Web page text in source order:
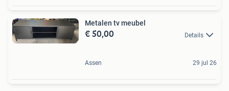
Metalen tv meubel
€ 50,00 Details
Assen 29 jul 26